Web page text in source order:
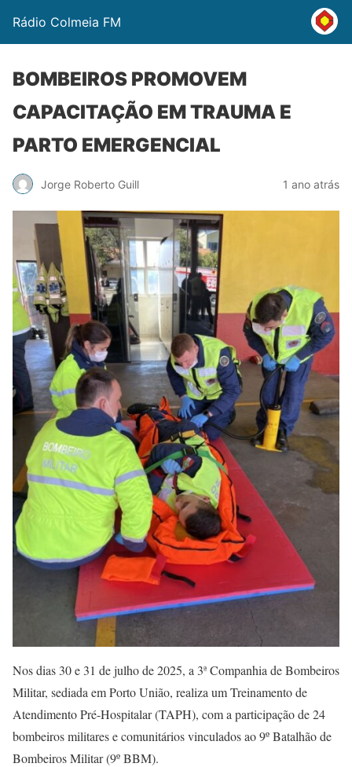
Rádio Colmeia FM
BOMBEIROS PROMOVEM
CAPACITAÇÃO EM TRAUMA E
PARTO EMERGENCIAL
Jorge Roberto Guill 1 ano atrás
Nos dias 30 e 31 de julho de 2025, a 3ª Companhia de Bombeiros
Militar, sediada em Porto União, realiza um Treinamento de
Atendimento Pré-Hospitalar (TAPH), com a participação de 24
bombeiros militares e comunitários vinculados ao 9º Batalhão de
Bombeiros Militar (9º BBM).